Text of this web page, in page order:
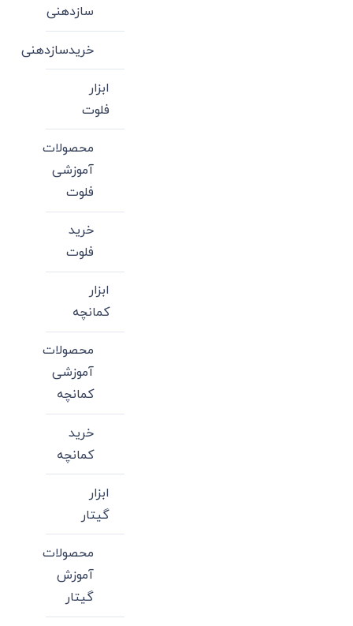
سازدهنی
خریدسازدهنی
ابزار
فلوت
محصولات
آموزشی
فلوت
خرید
فلوت
ابزار
کمانچه
محصولات
آموزشی
کمانچه
خرید
کمانچه
ابزار
گیتار
محصولات
آموزش
گیتار